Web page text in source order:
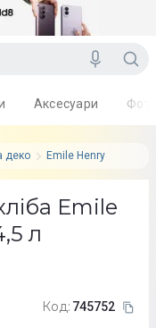
деко Emile Henry
Аксесуари
Emile
л
Код: 745752